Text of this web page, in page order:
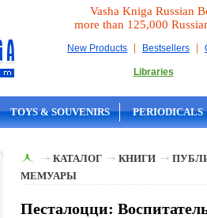
Vasha Kniga Russian
more than 125,000
New Products | Bestsellers |
Libraries
TOYS & SOUVENIRS PERIODICALS
КАТАЛОГ КНИГИ
МЕМУАРЫ
Песталоцци: